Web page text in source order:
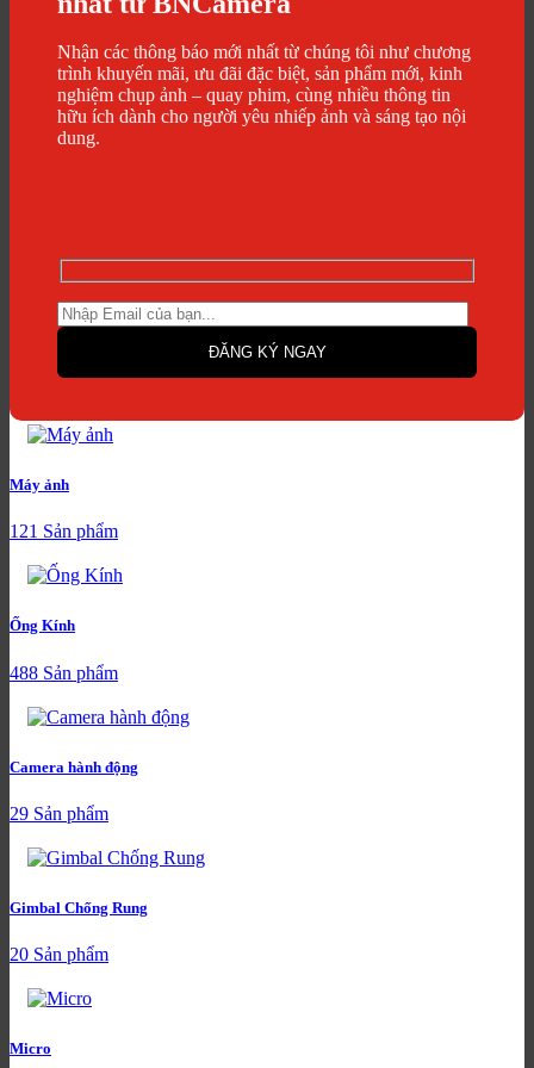
Nhận các thông báo mới nhất từ chúng tôi như chương
trình khuyến mãi, ưu đãi đặc biệt, sản phẩm mới, kinh
nghiệm chụp ảnh – quay phim, cùng nhiều thông tin
hữu ích dành cho người yêu nhiếp ảnh và sáng tạo nội
dung.
Máy ảnh
121 Sản phẩm
Ống Kính
488 Sản phẩm
Camera hành động
29 Sản phẩm
Gimbal Chống Rung
20 Sản phẩm
Micro